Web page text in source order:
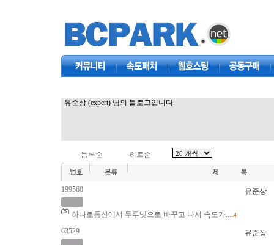
유준상 (expert) 님의 블로그입니다.
등록순 히트순
199560
하나로통신에서 두루넷으로 바꾸고 나서 속도가.....4
유준상
63529 유준상